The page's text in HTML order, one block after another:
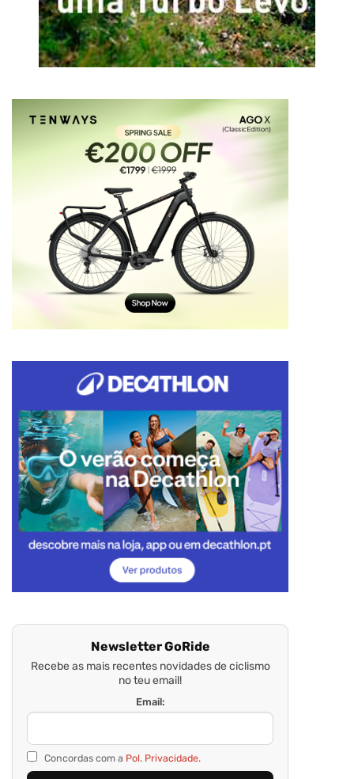
Newsletter GoRide
Recebe as mais recentes novidades de ciclismo
no teu email!
Email:
Concordas com a Pol. Privacidade.